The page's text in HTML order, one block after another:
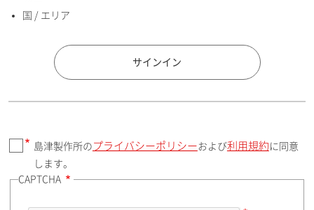
国 / エリア
郵便番号（勤務先）
国 / エリア
サインイン
島津製作所の プライバシーポリシー および利用規約 に同意
します。
CAPTCHA